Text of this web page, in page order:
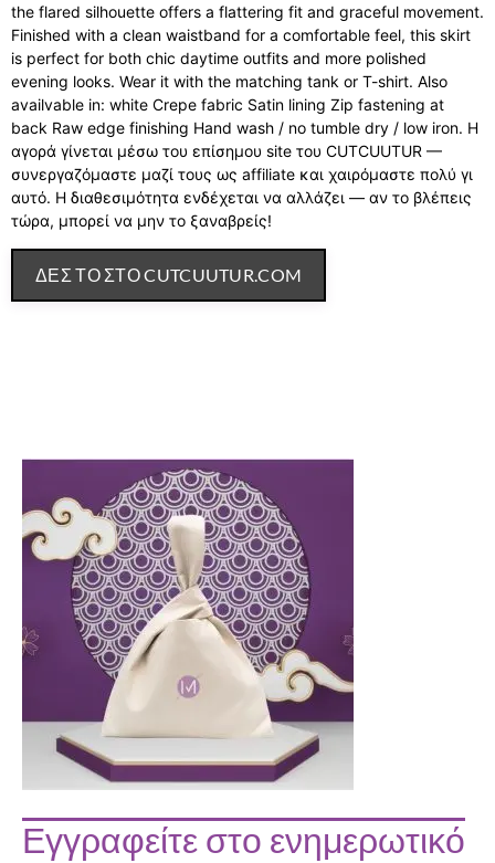
the flared silhouette offers a flattering fit and graceful movement.
Finished with a clean waistband for a comfortable feel, this skirt
is perfect for both chic daytime outfits and more polished
evening looks. Wear it with the matching tank or T-shirt. Also
availvable in: white Crepe fabric Satin lining Zip fastening at
back Raw edge finishing Hand wash / no tumble dry / low iron. Η
αγορά γίνεται μέσω του επίσημου site του CUTCUUTUR —
συνεργαζόμαστε μαζί τους ως affiliate και χαιρόμαστε πολύ γι
αυτό. Η διαθεσιμότητα ενδέχεται να αλλάζει — αν το βλέπεις
τώρα, μπορεί να μην το ξαναβρείς!
ΔΕΣ ΤΟ ΣΤΟ CUTCUUTUR.COM
Εγγραφείτε στο ενημερωτικό